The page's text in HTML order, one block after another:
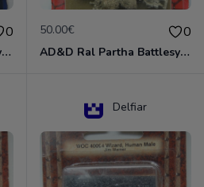
0
AD&D Ral Partha Battlesystem Miniatures Pack Iron Lord Dwarf Crossbowmen 11-854
50.00€ 0
AD&D Ral Partha Battlesystem Villains/Forgotten Realms 11-955 Miniatures
Delfiar